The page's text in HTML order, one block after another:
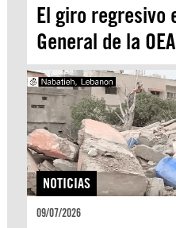
El giro regresivo
General de la
NOTICIAS
09/07/2026